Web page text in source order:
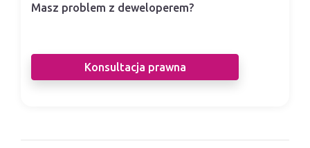
Masz problem z deweloperem?
Konsultacja prawna